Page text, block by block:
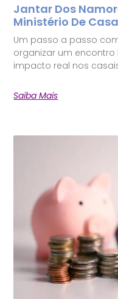
Jantar Dos
Ministério De
Um passo a passo
organizar um
impacto real nos
Saiba Mais